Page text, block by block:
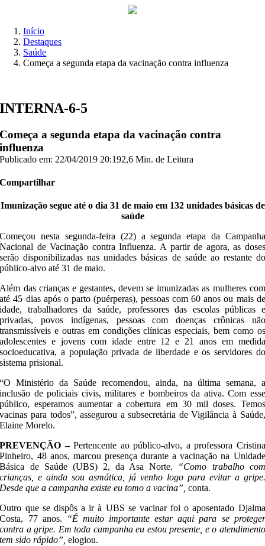
Início
Destaques
Saúde
Começa a segunda etapa da vacinação contra influenza
INTERNA-6-5
Começa a segunda etapa da vacinação contra
influenza
Publicado em: 22/04/2019 20:192,6 Min. de Leitura
Compartilhar
Imunização segue até o dia 31 de maio em 132 unidades básicas de
saúde
Começou nesta segunda-feira (22) a segunda etapa da Campanha
Nacional de Vacinação contra Influenza. A partir de agora, as doses
serão disponibilizadas nas unidades básicas de saúde ao restante do
público-alvo até 31 de maio.
Além das crianças e gestantes, devem se imunizadas as mulheres com
até 45 dias após o parto (puérperas), pessoas com 60 anos ou mais de
idade, trabalhadores da saúde, professores das escolas públicas e
privadas, povos indígenas, pessoas com doenças crônicas não
transmissíveis e outras em condições clínicas especiais, bem como os
adolescentes e jovens com idade entre 12 e 21 anos em medida
socioeducativa, a população privada de liberdade e os servidores do
sistema prisional.
“O Ministério da Saúde recomendou, ainda, na última semana, a
inclusão de policiais civis, militares e bombeiros da ativa. Com esse
público, esperamos aumentar a cobertura em 30 mil doses. Temos
vacinas para todos”, assegurou a subsecretária de Vigilância à Saúde,
Elaine Morelo.
PREVENÇÃO –Pertencente ao público-alvo, a professora Cristina
Pinheiro, 48 anos, marcou presença durante a vacinação na Unidade
Básica de Saúde (UBS) 2, da Asa Norte. “Como trabalho com
crianças, e ainda sou asmática, já venho logo para evitar a gripe.
Desde que a campanha existe eu tomo a vacina”,conta.
Outro que se dispôs a ir à UBS se vacinar foi o aposentado Djalma
Costa, 77 anos.
“É muito importante estar aqui para se proteger
contra a gripe. Em toda campanha eu estou presente, e o atendimento
tem sido rápido”, elogiou.